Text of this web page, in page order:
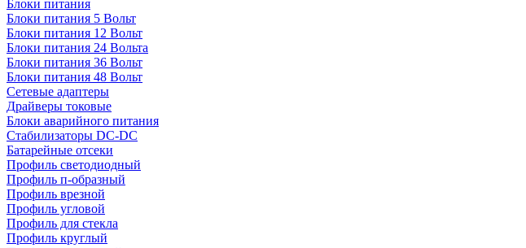
Блоки питания
Блоки питания 5 Вольт
Блоки питания 12 Вольт
Блоки питания 24 Вольта
Блоки питания 36 Вольт
Блоки питания 48 Вольт
Сетевые адаптеры
Драйверы токовые
Блоки аварийного питания
Стабилизаторы DC-DC
Батарейные отсеки
Профиль светодиодный
Профиль п-образный
Профиль врезной
Профиль угловой
Профиль для стекла
Профиль круглый